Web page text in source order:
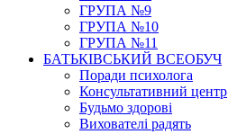
ГРУПА №9
ГРУПА №10
ГРУПА №11
БАТЬКІВСЬКИЙ ВСЕОБУЧ
Поради психолога
Консультативний центр
Будьмо здорові
Вихователі радять